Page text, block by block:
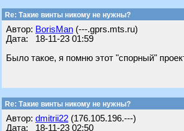
Re: Такие винты никому не нужны?
Автор: BorisMan (---.gprs.mts.ru)
Дата: 18-11-23 01:59
Было такое, я помню этот "спорный"
Re: Такие винты никому не нужны?
Автор: dmitrii22 (176.105.196.---)
Дата: 18-11-23 02:50